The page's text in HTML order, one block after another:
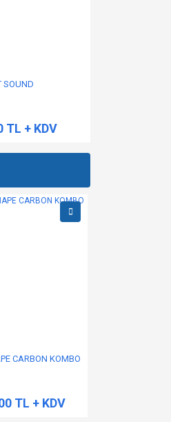
SOUND
TL + KDV
CARBON KOMBO
TL + KDV